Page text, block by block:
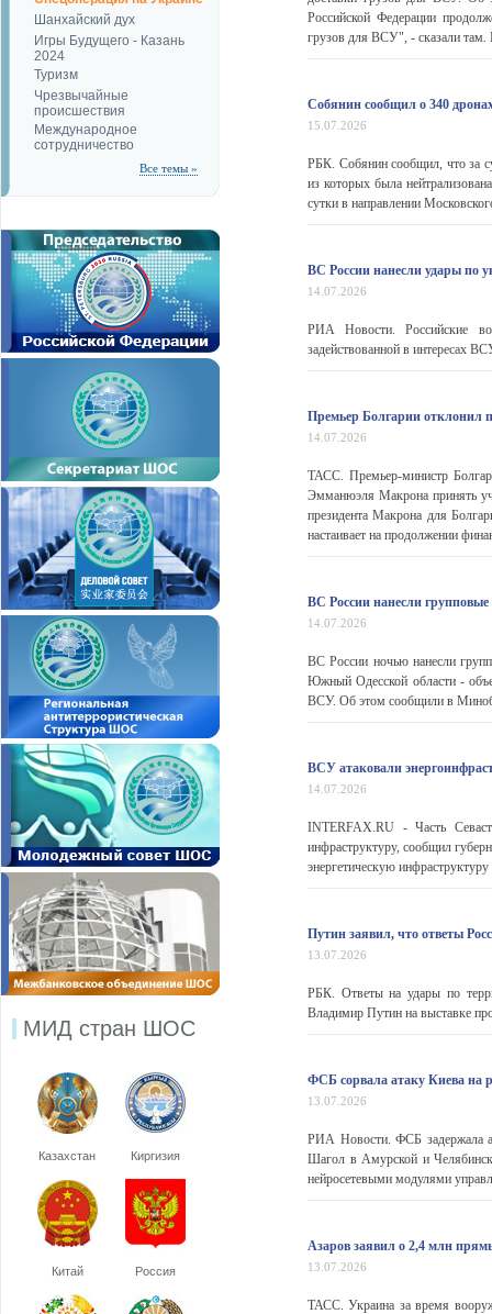
Шанхайский дух
Игры Будущего - Казань
2024
Туризм
Чрезвычайные
происшествия
Международное
сотрудничество
Все темы »
МИД стран ШОС
Казахстан Киргизия
Китай Россия
Российской Федерации
грузов для ВСУ", - сказали
Собянин сообщил о 340
15.07.2026
РБК. Собянин сообщил, что за
из которых была
сутки в направлении
ВС России нанесли удары по
14.07.2026
РИА Новости. Российские
задействованной в интересах
Премьер Болгарии отклонил
14.07.2026
ТАСС. Премьер-министр
Эмманюэля Макрона принять
президента Макрона для
настаивает на продолжении
ВС России нанесли
14.07.2026
ВС России ночью нанесли
Южный Одесской области -
ВСУ. Об этом сообщили в
ВСУ атаковали
14.07.2026
INTERFAX.RU - Часть
инфраструктуру, сообщил
энергетическую
Путин заявил, что ответы
13.07.2026
РБК. Ответы на удары по
Владимир Путин на выставке
ФСБ сорвала атаку Киева на
13.07.2026
РИА Новости. ФСБ задержала
Шагол в Амурской и
нейросетевыми модулями
Азаров заявил о 2,4 млн
13.07.2026
ТАСС. Украина за время